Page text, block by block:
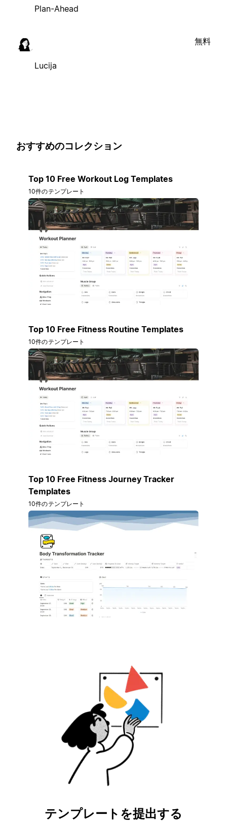
Plan-Ahead
Lucija
無料
おすすめのコレクション
Top 10 Free Workout Log Templates
10件のテンプレート
Top 10 Free Fitness Routine Templates
10件のテンプレート
Top 10 Free Fitness Journey Tracker
Templates
10件のテンプレート
テンプレートを提出する